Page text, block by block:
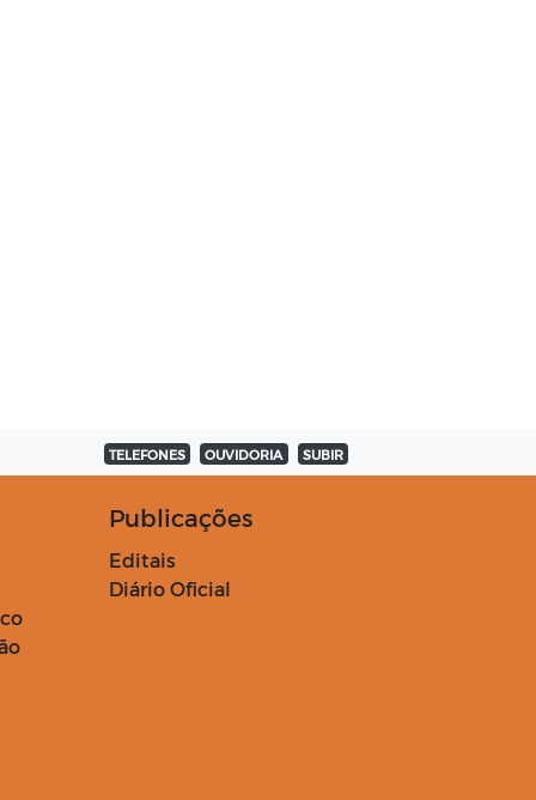
TELEFONES OUVIDORIA SUBIR
Publicações
Editais
Diário Oficial